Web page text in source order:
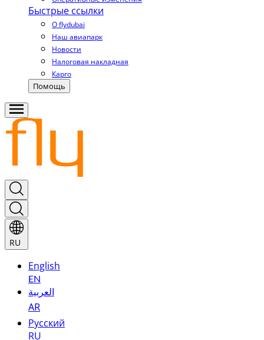
Быстрые ссылки
О flydubai
Наш авиапарк
Новости
Налоговая накладная
Карго
Помощь
RU
English
EN
العربية
AR
Русский
RU